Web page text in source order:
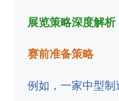
展览策略深度解析
赛前准备策略
例如，一家中型